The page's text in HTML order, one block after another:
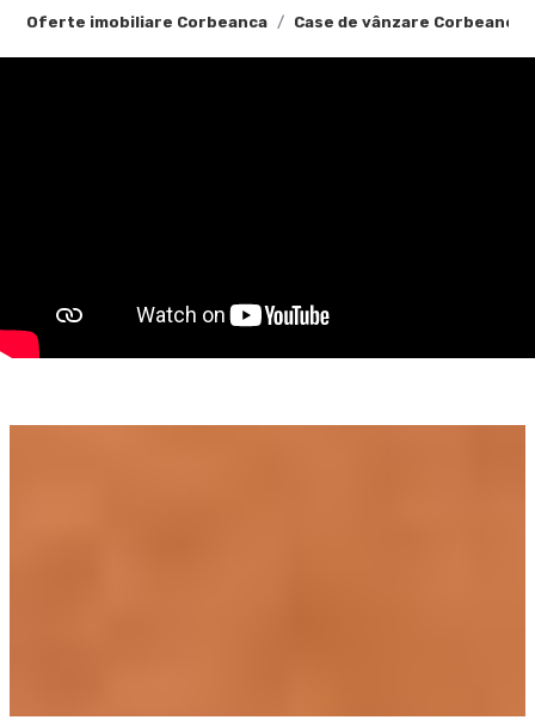
Oferte imobiliare Corbeanca Case de vânzare Corbeanca
Locuința dispune de o compartimentare inteligentă, ideală
relaxare ai la câteva minute Pădurea Corbeanca, Pădurea
Tamași și Therme București.